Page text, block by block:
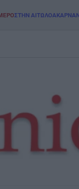
Ξηρόμερο